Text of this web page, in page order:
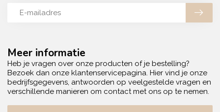
Meer informatie
Heb je vragen over onze producten of je bestelling?
Bezoek dan onze klantenservicepagina. Hier vind je onze
bedrijfsgegevens, antwoorden op veelgestelde vragen en
verschillende manieren om contact met ons op te nemen.